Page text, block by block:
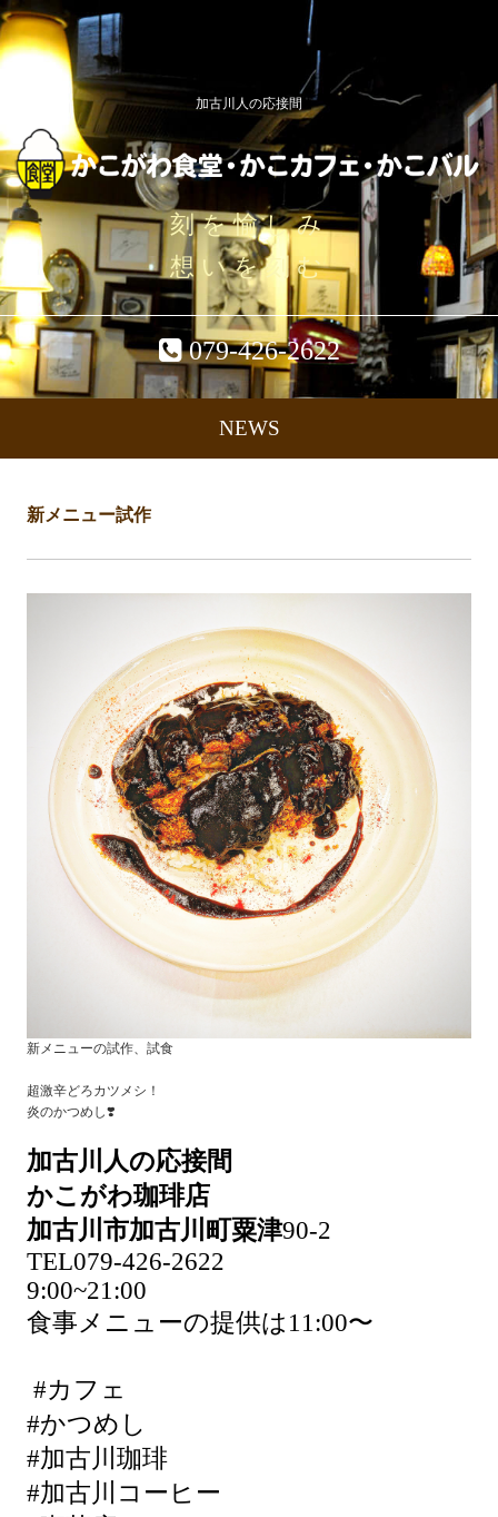
加古川人の応接間
刻を愉しみ
想いを刻む
079-426-2622
NEWS
新メニュー試作
新メニューの試作、試食
超激辛どろカツメシ！
炎のかつめし❣️
加古川人の応接間
かこがわ珈琲店
加古川市加古川町粟津90-2
TEL079-426-2622
9:00~21:00
食事メニューの提供は11:00〜
#カフェ
#かつめし
#加古川珈琲
#加古川コーヒー